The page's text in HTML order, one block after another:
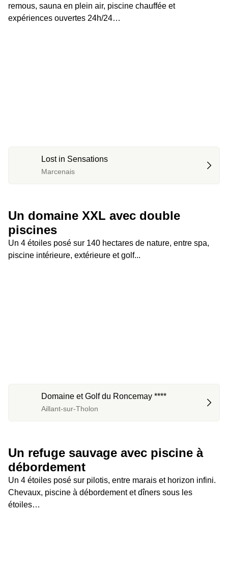
remous, sauna en plein air, piscine chauffée et
expériences ouvertes 24h/24…
Lost in Sensations
Marcenais
Un domaine XXL avec double
piscines
Un 4 étoiles posé sur 140 hectares de nature, entre spa,
piscine intérieure, extérieure et golf...
Domaine et Golf du Roncemay ****
Aillant-sur-Tholon
Un refuge sauvage avec piscine à
débordement
Un 4 étoiles posé sur pilotis, entre marais et horizon infini.
Chevaux, piscine à débordement et dîners sous les
étoiles…